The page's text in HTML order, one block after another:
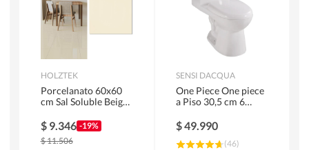
HOLZTEK
Porcelanato 60x60
cm Sal Soluble Beige
$ 9.346 -19%
$11.506
SENSI DACQUA
One Piece One piece
a Piso 30,5 cm 6
$49.990
(46)